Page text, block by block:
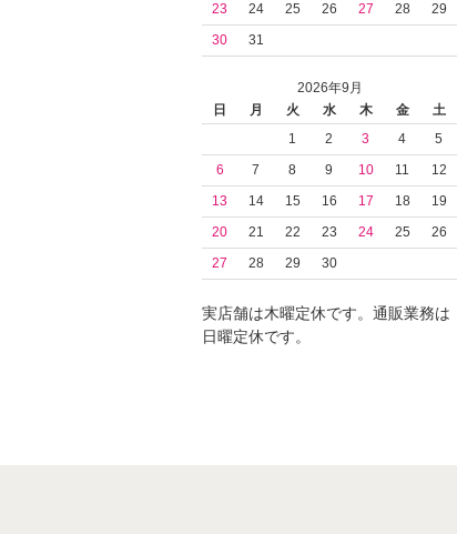
23
24 25 26 27 28
29
30
31
2026年9月
日
月 火 水 木 金
土
1
2 3 4
5
6
7 8 9 10 11
12
13
14 15 16 17 18
19
20
21 22 23 24 25
26
27
28 29 30
実店舗は木曜定休です。通販業務は
日曜定休です。